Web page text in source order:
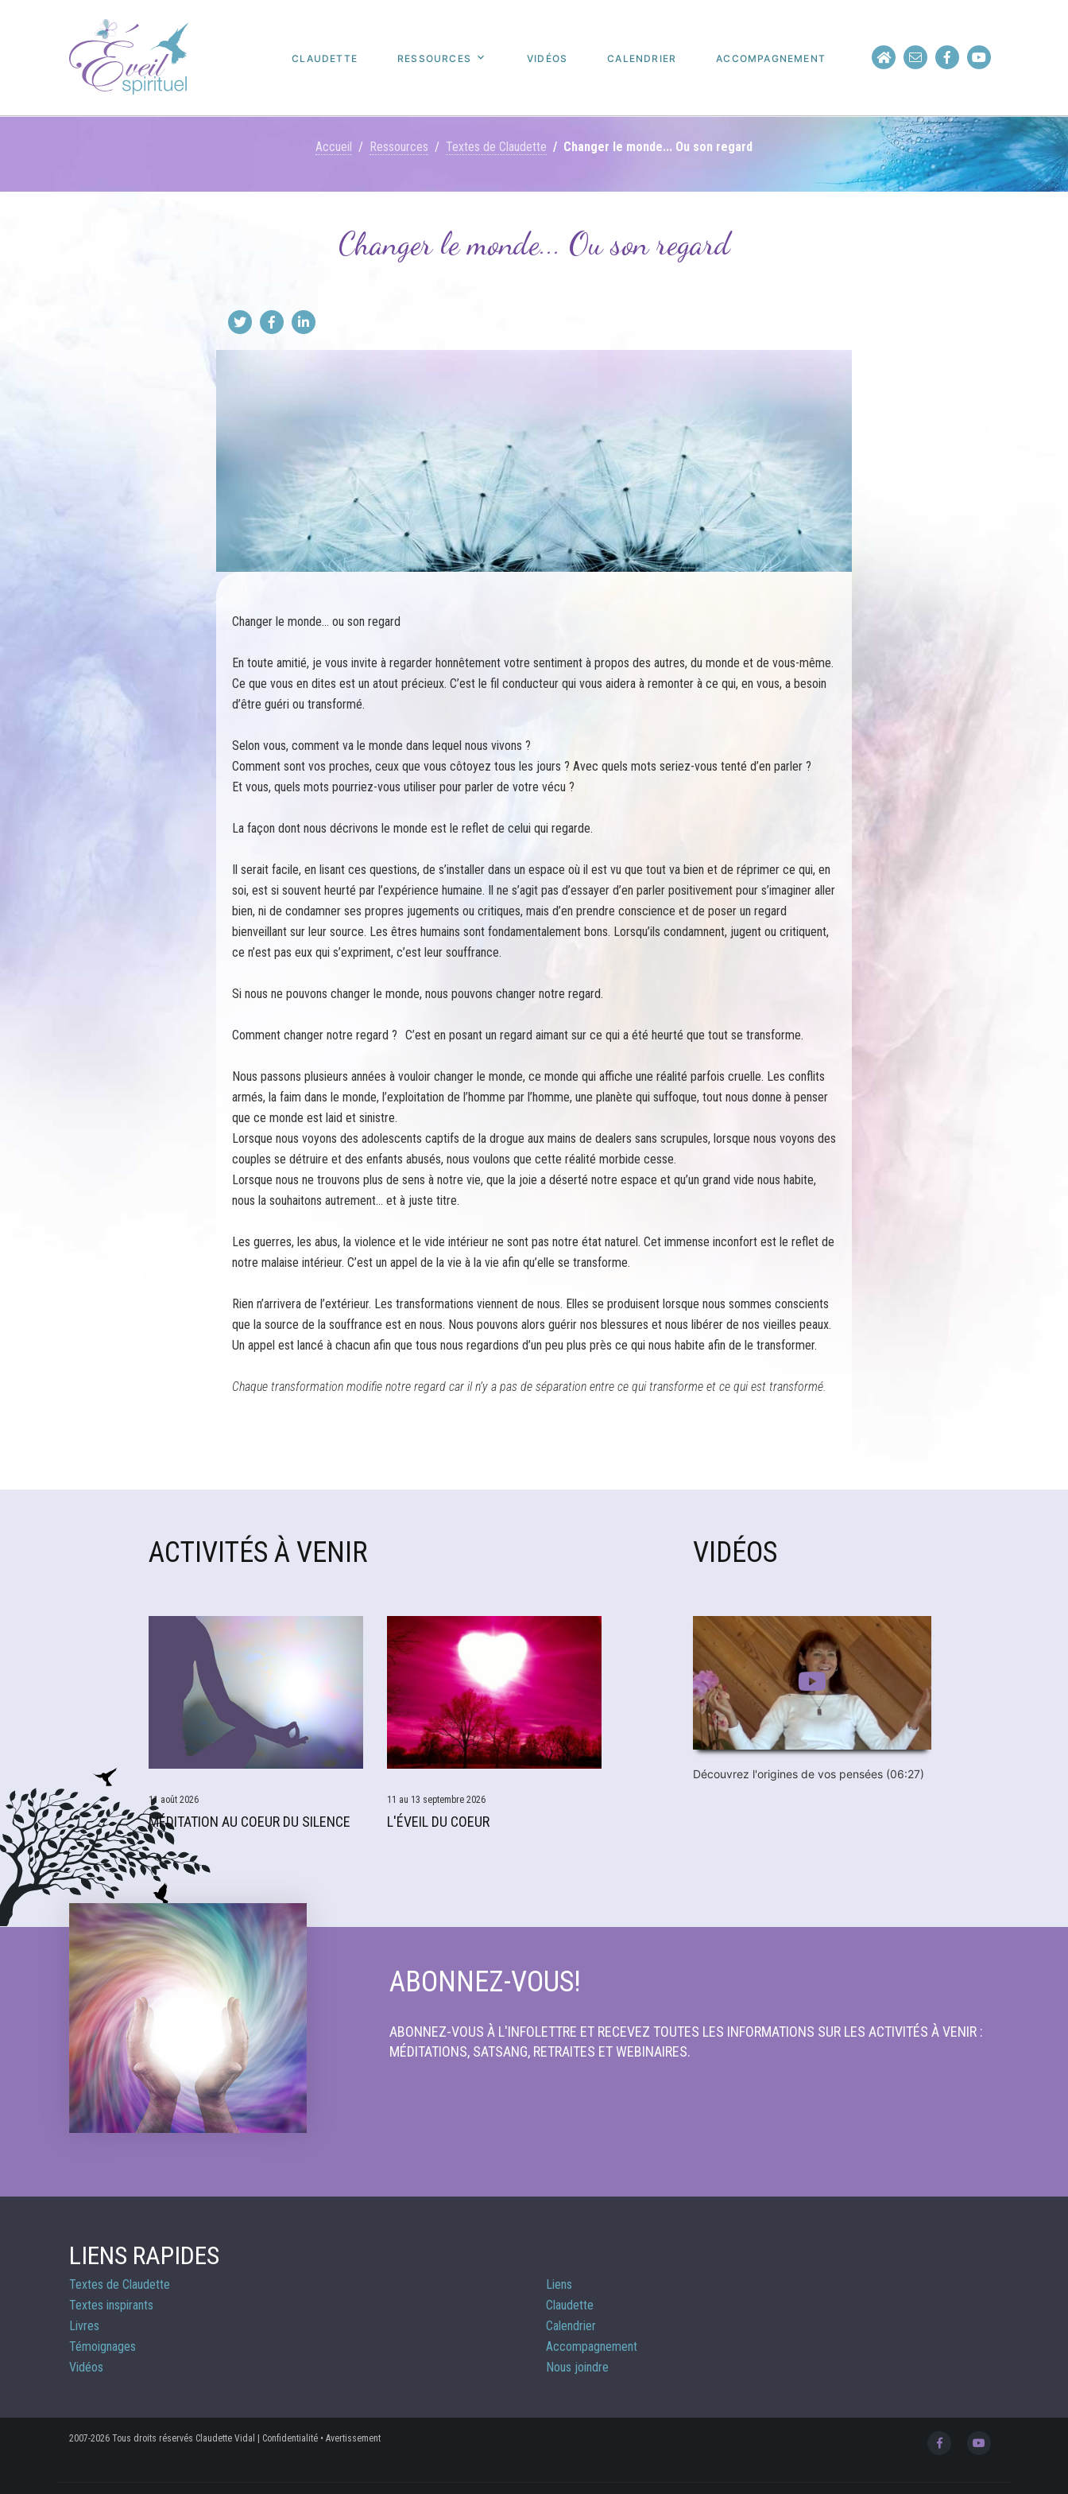
CLAUDETTE RESSOURCES VIDÉOS CALENDRIER ACCOMPAGNEMENT
Accueil Ressources Textes de Claudette Changer le monde... Ou son regard
Changer le monde... Ou son regard
Changer le monde… ou son regard
En toute amitié, je vous invite à regarder honnêtement votre sentiment à propos des autres, du monde et de vous-même.
Ce que vous en dites est un atout précieux. C’est le fil conducteur qui vous aidera à remonter à ce qui, en vous, a besoin
d’être guéri ou transformé.
Selon vous, comment va le monde dans lequel nous vivons ?
Comment sont vos proches, ceux que vous côtoyez tous les jours ? Avec quels mots seriez-vous tenté d’en parler ?
Et vous, quels mots pourriez-vous utiliser pour parler de votre vécu ?
La façon dont nous décrivons le monde est le reflet de celui qui regarde.
Il serait facile, en lisant ces questions, de s’installer dans un espace où il est vu que tout va bien et de réprimer ce qui, en
soi, est si souvent heurté par l’expérience humaine. Il ne s’agit pas d’essayer d’en parler positivement pour s’imaginer aller
bien, ni de condamner ses propres jugements ou critiques, mais d’en prendre conscience et de poser un regard
bienveillant sur leur source. Les êtres humains sont fondamentalement bons. Lorsqu’ils condamnent, jugent ou critiquent,
ce n’est pas eux qui s’expriment, c’est leur souffrance.
Si nous ne pouvons changer le monde, nous pouvons changer notre regard.
Comment changer notre regard ? C’est en posant un regard aimant sur ce qui a été heurté que tout se transforme.
Nous passons plusieurs années à vouloir changer le monde, ce monde qui affiche une réalité parfois cruelle. Les conflits
armés, la faim dans le monde, l’exploitation de l’homme par l’homme, une planète qui suffoque, tout nous donne à penser
que ce monde est laid et sinistre.
Lorsque nous voyons des adolescents captifs de la drogue aux mains de dealers sans scrupules, lorsque nous voyons des
couples se détruire et des enfants abusés, nous voulons que cette réalité morbide cesse.
Lorsque nous ne trouvons plus de sens à notre vie, que la joie a déserté notre espace et qu’un grand vide nous habite,
nous la souhaitons autrement… et à juste titre.
Les guerres, les abus, la violence et le vide intérieur ne sont pas notre état naturel. Cet immense inconfort est le reflet de
notre malaise intérieur. C’est un appel de la vie à la vie afin qu’elle se transforme.
Rien n’arrivera de l’extérieur. Les transformations viennent de nous. Elles se produisent lorsque nous sommes conscients
que la source de la souffrance est en nous. Nous pouvons alors guérir nos blessures et nous libérer de nos vieilles peaux.
Un appel est lancé à chacun afin que tous nous regardions d’un peu plus près ce qui nous habite afin de le transformer.
Chaque transformation modifie notre regard car il n’y a pas de séparation entre ce qui transforme et ce qui est transformé.
ACTIVITÉS À VENIR
11 août 2026
MÉDITATION AU COEUR DU SILENCE
11 au 13 septembre 2026
L'ÉVEIL DU COEUR
VIDÉOS
Découvrez l'origines de vos pensées (06:27)
ABONNEZ-VOUS!
ABONNEZ-VOUS À L'INFOLETTRE ET RECEVEZ TOUTES LES INFORMATIONS SUR LES ACTIVITÉS À VENIR :
MÉDITATIONS, SATSANG, RETRAITES ET WEBINAIRES.
LIENS RAPIDES
Textes de Claudette
Textes inspirants
Livres
Témoignages
Vidéos
Liens
Claudette
Calendrier
Accompagnement
Nous joindre
2007-2026 Tous droits réservés Claudette Vidal Confidentialité • Avertissement